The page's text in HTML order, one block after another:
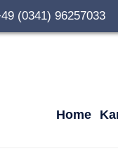
(0341) 96257033
Home